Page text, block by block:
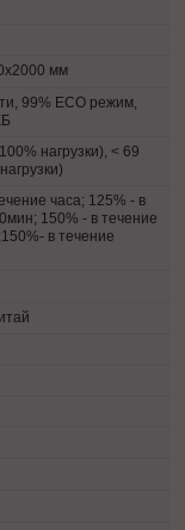
мм
99% ECO режим,
нагрузки), < 69
часа; 125% - в
150% - в течение
в течение